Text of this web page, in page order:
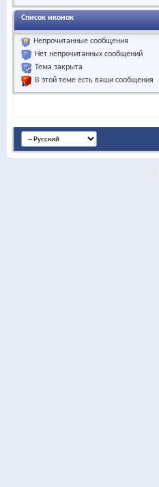
Список иконок
Непрочитанные сообщения
Нет непрочитанных сообщений
Тема закрыта
В этой теме есть ваши сообщения